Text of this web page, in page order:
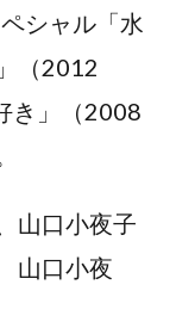
シャル「水
（2012
き」（2008
山口小夜子
山口小夜